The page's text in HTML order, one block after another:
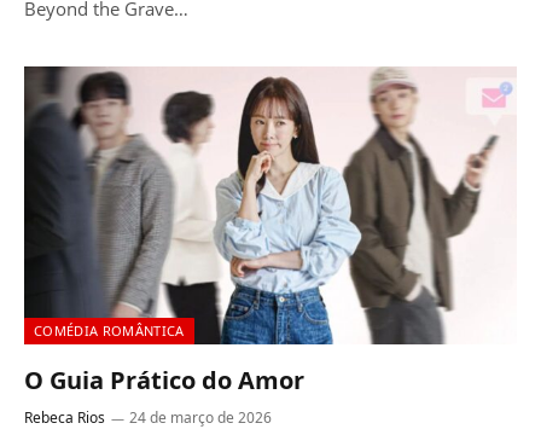
Beyond the Grave…
COMÉDIA ROMÂNTICA
O Guia Prático do Amor
Rebeca Rios 24 de março de 2026